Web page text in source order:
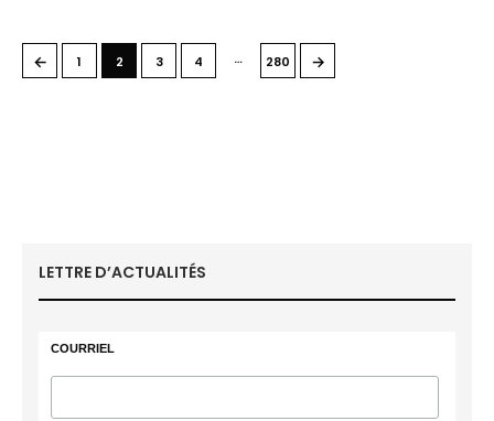
← 1 2 3 4 … 280 →
LETTRE D’ACTUALITÉS
COURRIEL